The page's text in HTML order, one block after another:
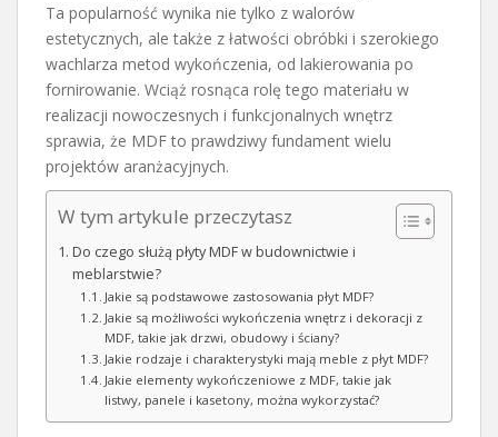
Ta popularność wynika nie tylko z walorów
estetycznych, ale także z łatwości obróbki i szerokiego
wachlarza metod wykończenia, od lakierowania po
fornirowanie. Wciąż rosnąca rolę tego materiału w
realizacji nowoczesnych i funkcjonalnych wnętrz
sprawia, że MDF to prawdziwy fundament wielu
projektów aranżacyjnych.
W tym artykule przeczytasz
Do czego służą płyty MDF w budownictwie i
meblarstwie?
Jakie są podstawowe zastosowania płyt MDF?
Jakie są możliwości wykończenia wnętrz i dekoracji z
MDF, takie jak drzwi, obudowy i ściany?
Jakie rodzaje i charakterystyki mają meble z płyt MDF?
Jakie elementy wykończeniowe z MDF, takie jak
listwy, panele i kasetony, można wykorzystać?